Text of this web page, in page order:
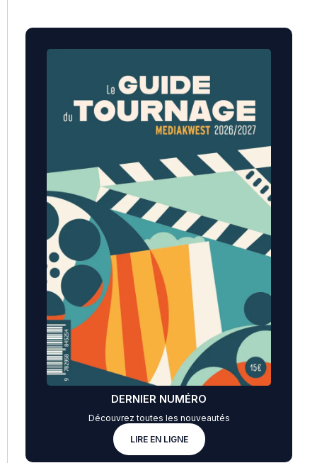
DERNIER NUMÉRO
Découvrez toutes les nouveautés
LIRE EN LIGNE